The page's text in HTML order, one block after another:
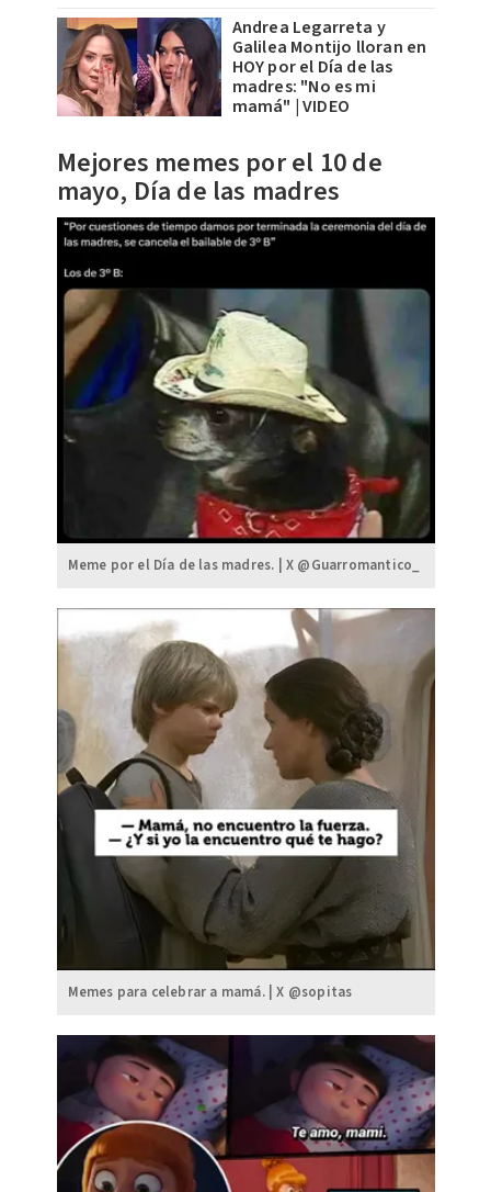
Andrea Legarreta y
Galilea Montijo lloran en
HOY por el Día de las
madres: "No es mi
mamá" | VIDEO
Mejores memes por el 10 de
mayo, Día de las madres
Meme por el Día de las madres. | X @Guarromantico_
Memes para celebrar a mamá. | X @sopitas